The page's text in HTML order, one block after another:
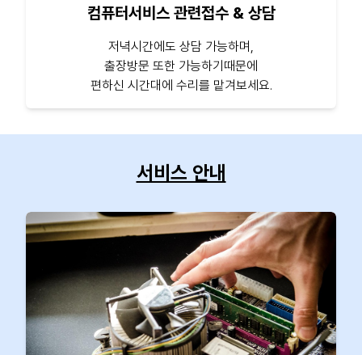
컴퓨터서비스 관련접수 & 상담
저녁시간에도 상담 가능하며,
출장방문 또한 가능하기때문에
편하신 시간대에 수리를 맡겨보세요.
서비스 안내